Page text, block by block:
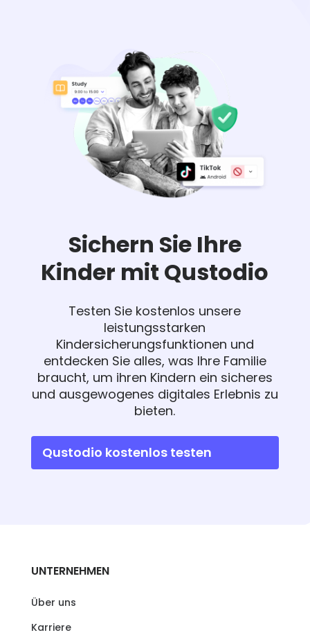
Sichern Sie Ihre
Kinder mit Qustodio
Testen Sie kostenlos unsere
leistungsstarken
Kindersicherungsfunktionen und
entdecken Sie alles, was Ihre Familie
braucht, um ihren Kindern ein sicheres
und ausgewogenes digitales Erlebnis zu
bieten.
Qustodio kostenlos testen
UNTERNEHMEN
Über uns
Karriere